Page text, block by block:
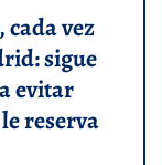
vez
sigue
evitar
reserva